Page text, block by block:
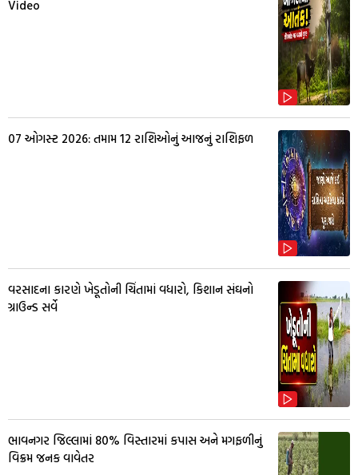
Video
07 ઓગસ્ટ 2026: તમામ 12 રાશિઓનું આજનું રાશિફળ
વરસાદના કારણે ખેડૂતોની ચિંતામાં વધારો, કિશાન સંઘનો
ગ્રાઉન્ડ સર્વે
ભાવનગર જિલ્લામાં 80% વિસ્તારમાં કપાસ અને મગફળીનું
વિક્રમ જનક વાવેતર